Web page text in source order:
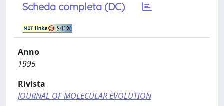
Scheda completa (DC)
Anno
1995
Rivista
JOURNAL OF MOLECULAR EVOLUTION